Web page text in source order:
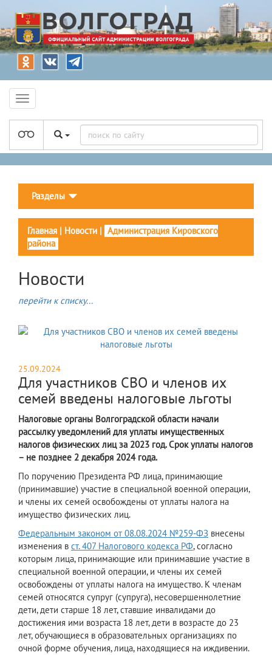
Разделы
Главная | Новости | Администрация Кировского
района
Новости
перейти к списку...
25.09.2024
Для участников СВО и членов их
семей введены налоговые льготы
Налоговые органы Волгоградской области начали
рассылку уведомлений для уплаты имущественных
налогов физических лиц за 2023 год. Срок уплаты налогов
– не позднее 2 декабря 2024 года.
​По поручению Президента РФ лица, принимающие
(принимавшие) участие в специальной военной операции,
и члены их семей освобождены от уплаты налога на
имущество физических лиц.
Федеральным законом от 08.08.2024 №259-ФЗ внесены
изменения в ст. 407 Налогового кодекса РФ, согласно
которым лица, принимающие или принимавшие участие в
специальной военной операции, и члены их семей
освобождены от уплаты налога на имущество. К членам
семей относятся супруг (супруга), несовершеннолетние
дети, дети старше 18 лет, ставшие инвалидами до
достижения ими возраста 18 лет, дети в возрасте до 23
лет, обучающиеся в образовательных организациях по
очной форме обучения, лица, находящиеся на иждивении.